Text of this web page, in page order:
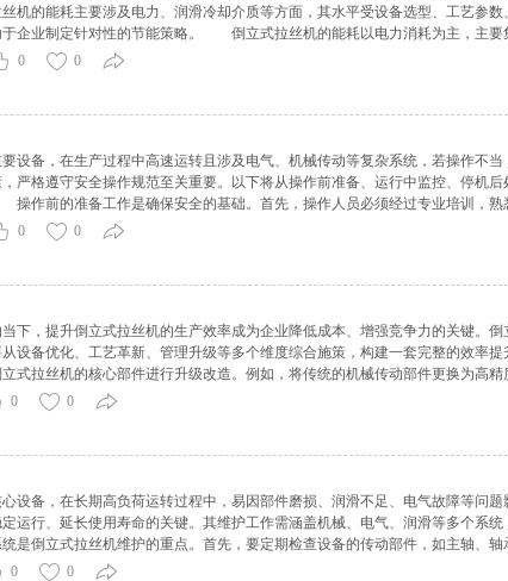
机的能耗主要涉及电力、润滑冷却介质等方面，其水平受设备选型、工艺参
于企业制定针对性的节能策略。 倒立式拉丝机的能耗以电力消耗为主，主要
设备的动力核心，驱动卷筒、牵引装置等部件运转，其能耗占比通常可达总能
0 0
备，在生产过程中高速运转且涉及电气、机械传动等复杂系统，若操作不当
严格遵守安全操作规范至关重要。以下将从操作前准备、运行中监控、停机后
作前的准备工作是确保安全的基础。首先，操作人员必须经过专业培训，熟
岗操作。在启动设备前，要对倒立式拉丝机进行全面检查，包括机械、电气、
0 0
，提升倒立式拉丝机的生产效率成为企业降低成本、增强竞争力的关键。倒
从设备优化、工艺革新、管理升级等多个维度综合施策，构建一套完整的效
式拉丝机的核心部件进行升级改造。例如，将传统的机械传动部件更换为高精
度，减少因传动误差导致的生产停顿和废品率。同时，采用新型耐磨材料制造
0 0
备，在长期高负荷运转过程中，易因部件磨损、润滑不足、电气故障等问题
运行、延长使用寿命的关键。其维护工作需涵盖机械、电气、润滑等多个系
倒立式拉丝机维护的重点。首先，要定期检查设备的传动部件，如主轴、轴
检查其磨损情况、间隙大小以及润滑状态。若发现轴承有异响、发热或转动不
0 0